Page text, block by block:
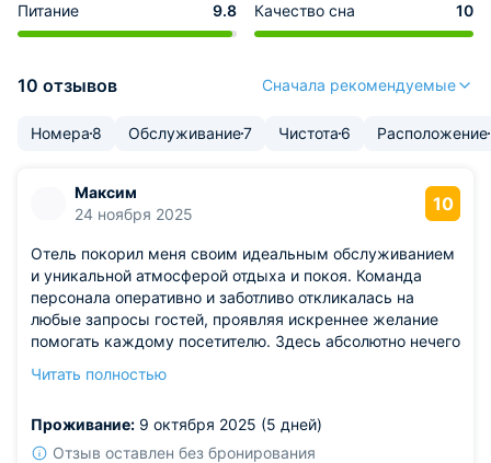
Питание 9.8 Качество сна 10
10 отзывов Сначала рекомендуемые
Номера 8 Обслуживание7 Чистота 6 Расположение
Максим
24 ноября 2025
10
Отель покорил меня своим идеальным обслуживанием
и уникальной атмосферой отдыха и покоя. Команда
персонала оперативно и заботливо откликалась на
любые запросы гостей, проявляя искреннее желание
помогать каждому посетителю. Здесь абсолютно нечего
место, заслуживающее исключительно положительных
Читать полностью
Проживание: 9 октября 2025 (5 дней)
Отзыв оставлен без бронирования